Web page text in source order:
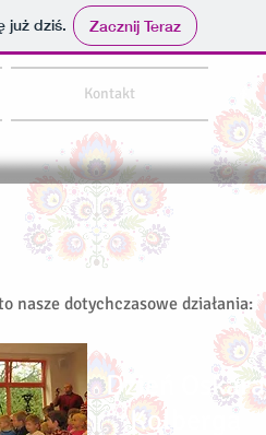
już dziś. Zacznij Teraz
Kontakt
nasze dotychczasowe działania:
Dzień Oskara
Kolberga